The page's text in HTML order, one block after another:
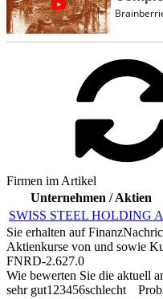
Firmen im Artikel
Unternehmen / Aktien
SWISS STEEL HOLDING
Sie erhalten auf
Aktienkurse von und sowie
FNRD-2.627.0
Wie bewerten Sie die aktuell
sehr gut1 23456schlecht